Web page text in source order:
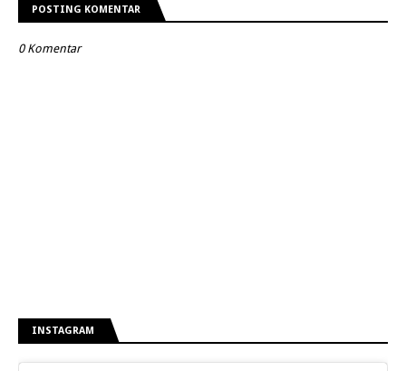
POSTING KOMENTAR
0 Komentar
INSTAGRAM